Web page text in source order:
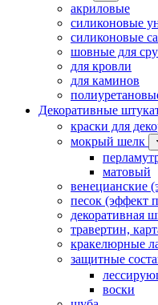
акриловые
силиконовые
силиконовые
шовные для
для кровли
для каминов
Декоративные
краски для
мокрый шелк
матовый
венецианские
песок (эффект
декоративная
травертин,
кракелюрные
защитные
воски